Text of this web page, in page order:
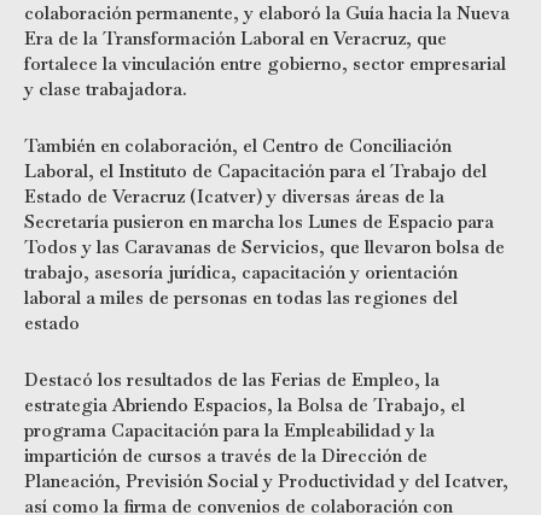
colaboración permanente, y elaboró la Guía hacia la Nueva
Era de la Transformación Laboral en Veracruz, que
fortalece la vinculación entre gobierno, sector empresarial
y clase trabajadora.
También en colaboración, el Centro de Conciliación
Laboral, el Instituto de Capacitación para el Trabajo del
Estado de Veracruz (Icatver) y diversas áreas de la
Secretaría pusieron en marcha los Lunes de Espacio para
Todos y las Caravanas de Servicios, que llevaron bolsa de
trabajo, asesoría jurídica, capacitación y orientación
laboral a miles de personas en todas las regiones del
estado
Destacó los resultados de las Ferias de Empleo, la
estrategia Abriendo Espacios, la Bolsa de Trabajo, el
programa Capacitación para la Empleabilidad y la
impartición de cursos a través de la Dirección de
Planeación, Previsión Social y Productividad y del Icatver,
así como la firma de convenios de colaboración con